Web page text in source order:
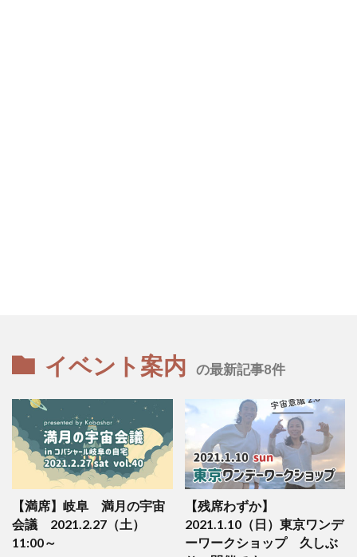
イベント案内 の最新記事8件
【満席】岐阜 満月の宇宙
会議 2021.2.27（土）
11:00～
【残席わずか】
2021.1.10（日）東京ワンデ
ーワークショップ 久しぶ